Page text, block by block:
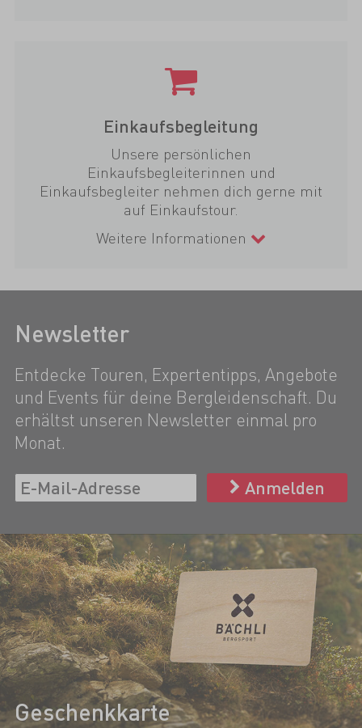
Einkaufsbegleitung
Unsere persönlichen
Einkaufsbegleiterinnen und
Einkaufsbegleiter nehmen dich gerne mit
auf Einkaufstour.
Weitere Informationen
Newsletter
Entdecke Touren, Expertentipps, Angebote
und Events für deine Bergleidenschaft. Du
erhältst unseren Newsletter einmal pro
Monat.
Anmelden
Geschenkkarte